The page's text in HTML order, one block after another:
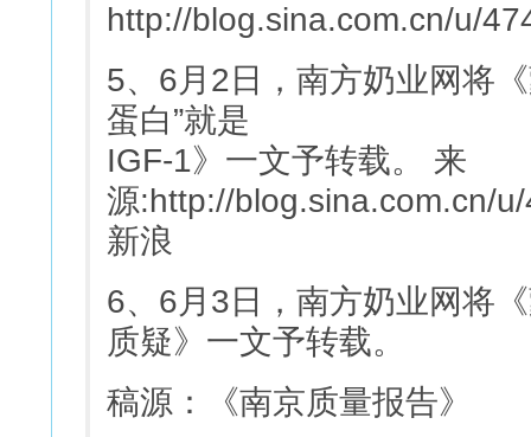
http://blog.sina.com.cn/u/
5、6月2日，南方奶业网将
蛋白”就是
IGF-1》一文予转载。 来
源:http://blog.sina.com.cn/
新浪
6、6月3日，南方奶业网将
质疑》一文予转载。
稿源：《南京质量报告》